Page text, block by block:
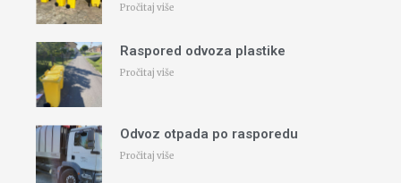
Pročitaj više
Raspored odvoza plastike
Pročitaj više
Odvoz otpada po rasporedu
Pročitaj više